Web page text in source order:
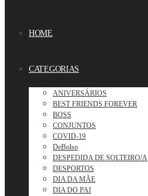
HOME
CATEGORIAS
ANIVERSÁRIOS
BEST FRIENDS FOREVER
BOSS
CONJUNTOS
COVID-19
DeBolso
DESPEDIDA DE SOLTEIRO/A
DESPORTOS
DIA DA MÃE
DIA DO PAI